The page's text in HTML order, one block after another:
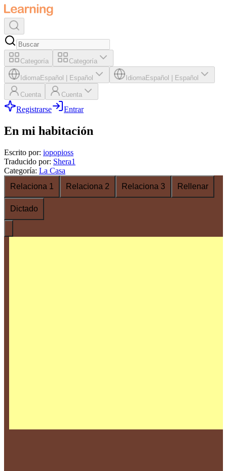
Categoría Categoría
IdiomaEspañol Español IdiomaEspañol Español
Cuenta Cuenta
Registrarse Entrar
En mi habitación
Escrito por: iopopioss
Traducido por: Shera1
Categoría: La Casa
Relaciona 1
Relaciona 2 Relaciona 3 Rellenar
Dictado